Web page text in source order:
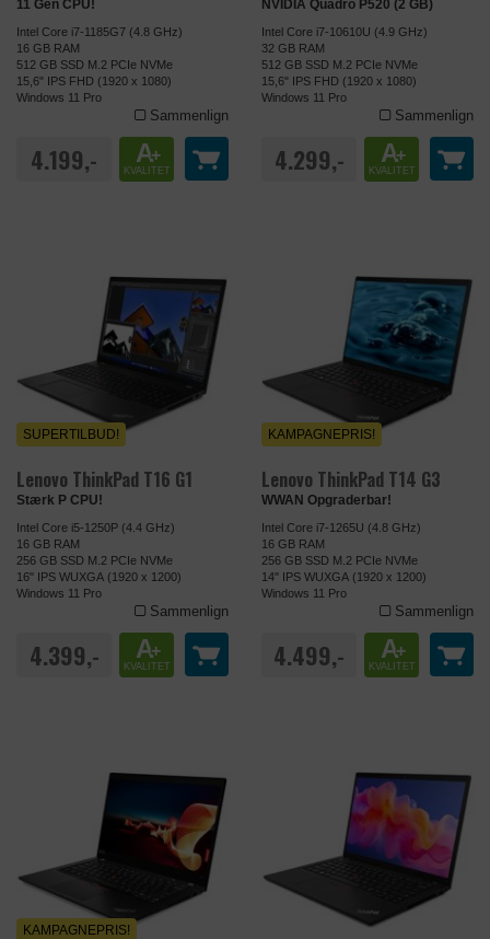
11 Gen CPU!
Intel Core i7-1185G7 (4.8 GHz)
16 GB RAM
512 GB SSD M.2 PCIe NVMe
15,6" IPS FHD (1920 x 1080)
Windows 11 Pro
Sammenlign
4.199,- A+
KVALITET
NVIDIA Quadro P520 (2 GB)
Intel Core i7-10610U (4.9 GHz)
32 GB RAM
512 GB SSD M.2 PCIe NVMe
15,6" IPS FHD (1920 x 1080)
Windows 11 Pro
Sammenlign
4.299,- A+
KVALITET
Lenovo ThinkPad T16 G1
Stærk P CPU!
SUPERTILBUD!
Intel Core i5-1250P (4.4 GHz)
16 GB RAM
256 GB SSD M.2 PCIe NVMe
16" IPS WUXGA (1920 x 1200)
Windows 11 Pro
Sammenlign
4.399,- A+
KVALITET
Lenovo ThinkPad T14 G3
WWAN Opgraderbar!
KAMPAGNEPRIS!
Intel Core i7-1265U (4.8 GHz)
16 GB RAM
256 GB SSD M.2 PCIe NVMe
14" IPS WUXGA (1920 x 1200)
Windows 11 Pro
Sammenlign
4.499,- A+
KVALITET
KAMPAGNEPRIS!